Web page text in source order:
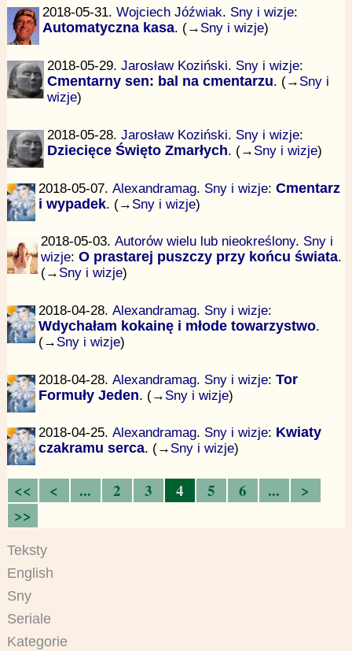
2018-05-31. Wojciech Jóźwiak. Sny i wizje:
Automatyczna kasa. (→ Sny i wizje)
2018-05-29. Jarosław Koziński. Sny i wizje:
Cmentarny sen: bal na cmentarzu. (→ Sny i
wizje)
2018-05-28. Jarosław Koziński. Sny i wizje:
Dziecięce Święto Zmarłych. (→ Sny i wizje)
2018-05-07. Alexandramag. Sny i wizje: Cmentarz
i wypadek. (→ Sny i wizje)
2018-05-03. Autorów wielu lub nieokreślony. Sny i
wizje: O prastarej puszczy przy końcu świata.
(→ Sny i wizje)
2018-04-28. Alexandramag. Sny i wizje:
Wdychałam kokainę i młode towarzystwo.
(→ Sny i wizje)
2018-04-28. Alexandramag. Sny i wizje: Tor
Formuły Jeden. (→ Sny i wizje)
2018-04-25. Alexandramag. Sny i wizje: Kwiaty
czakramu serca. (→ Sny i wizje)
<< < ... 2 3 4 5 6 ...
>
>>
Teksty
English
Sny
Seriale
Kategorie